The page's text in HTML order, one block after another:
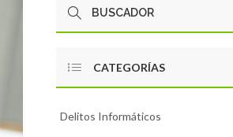
CATEGORÍAS
Delitos Informáticos